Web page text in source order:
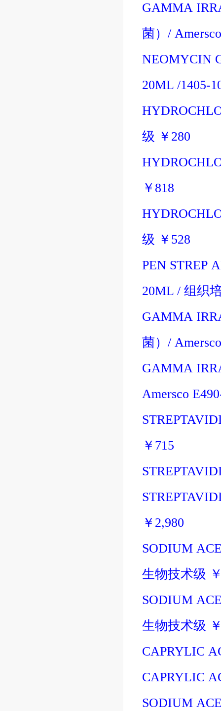
GAMMA
菌）/
NEOMYCIN
20ML /1405-
级 ￥ 280
￥ 818
级 ￥ 528
PEN STREP
20ML / 组织
GAMMA
菌）/
GAMMA
Amersco
￥ 715
￥ 2,980
SODIUM
生物技术级
SODIUM
生物技术级
CAPRYLIC
CAPRYLIC
SODIUM